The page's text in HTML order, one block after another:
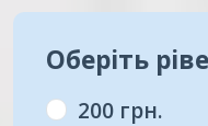
Оберіть
200 грн.